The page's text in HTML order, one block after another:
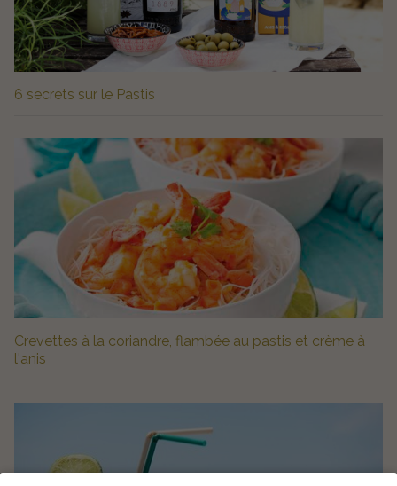
6 secrets sur le Pastis
Crevettes à la coriandre, flambée au pastis et crème à
l'anis